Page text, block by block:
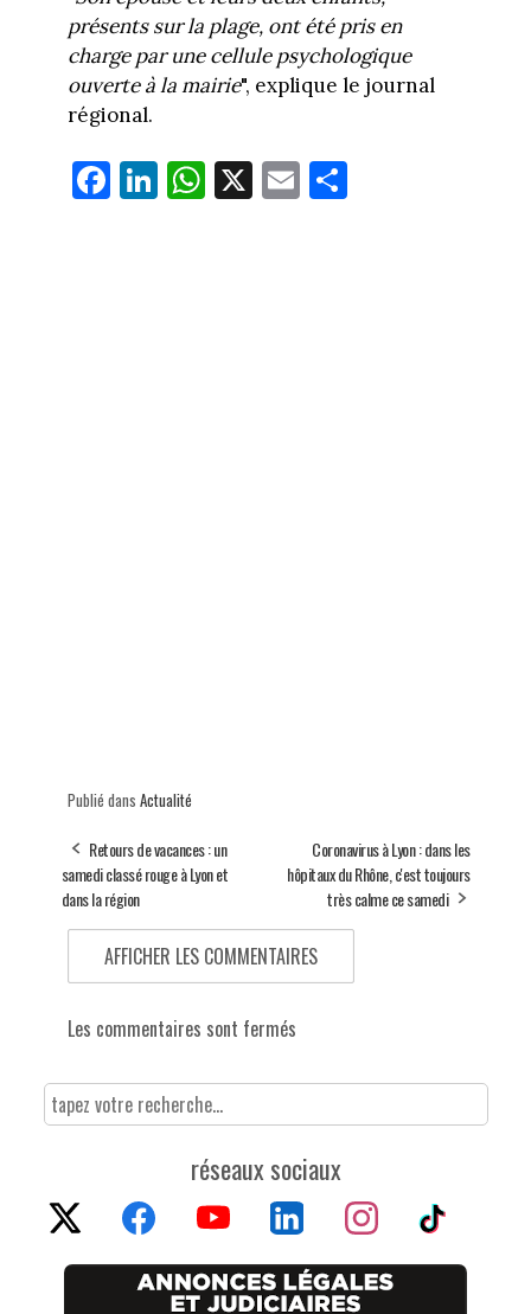
présents sur la plage, ont été pris en
charge par une cellule psychologique
ouverte à la mairie", explique le journal
régional.
Fa
ce
Li
nk
W
ha
X E
m
Pa
rt
Publié dans Actualité
Retours de vacances : un
samedi classé rouge à Lyon et
dans la région
Coronavirus à Lyon : dans les
hôpitaux du Rhône, c'est toujours
très calme ce samedi
AFFICHER LES COMMENTAIRES
Les commentaires sont fermés
réseaux sociaux